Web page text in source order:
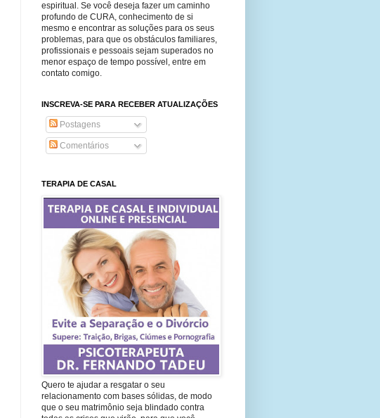
espiritual. Se você deseja fazer um caminho
profundo de CURA, conhecimento de si
mesmo e encontrar as soluções para os seus
problemas, para que os obstáculos familiares,
profissionais e pessoais sejam superados no
menor espaço de tempo possível, entre em
contato comigo.
INSCREVA-SE PARA RECEBER ATUALIZAÇÕES
Postagens
Comentários
TERAPIA DE CASAL
Quero te ajudar a resgatar o seu
relacionamento com bases sólidas, de modo
que o seu matrimônio seja blindado contra